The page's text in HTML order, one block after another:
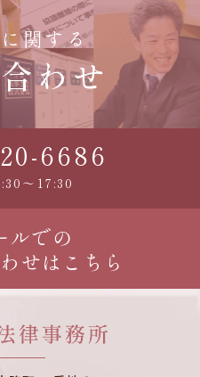
関する
わせ
6686
～17:30
ルでの
せはこちら